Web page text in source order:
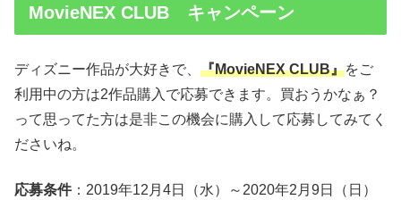
MovieNEX CLUB キャンペーン
ディズニー作品が大好きで、 『MovieNEX CLUB』をご
利用中の方は2作品購入で応募できます。買おうかなぁ？
って思ってた方は是非この機会に購入して応募してみてく
ださいね。
応募条件：2019年12月4日（水）～2020年2月9日（日）